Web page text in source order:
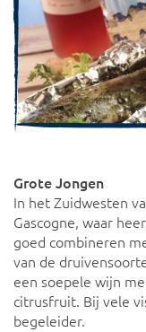
Grote Jongen
In het Zuidwesten
Gascogne, waar
goed combineren
van de
een soepele wijn
citrusfruit. Bij vele
begeleider.